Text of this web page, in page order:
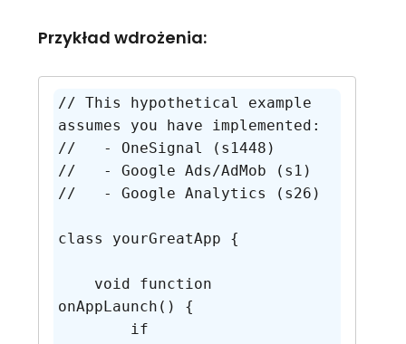
Przykład wdrożenia:
// This hypothetical example
assumes you have implemented:
//   - OneSignal (s1448)
//   - Google Ads/AdMob (s1)
//   - Google Analytics (s26)
class yourGreatApp {
onAppLaunch() {